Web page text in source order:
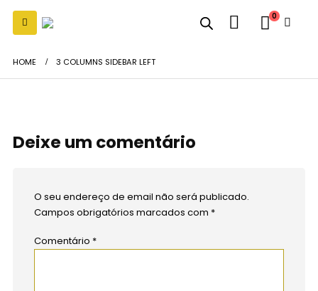
0
HOME 3 COLUMNS SIDEBAR LEFT
Deixe um comentário
O seu endereço de email não será publicado.
Campos obrigatórios marcados com *
Comentário *